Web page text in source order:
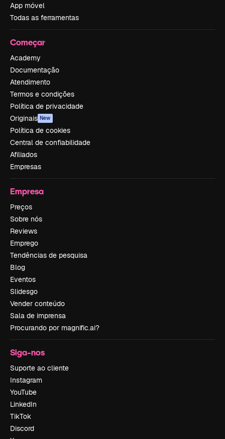
App móvel
Todas as ferramentas
Começar
Academy
Documentação
Atendimento
Termos e condições
Política de privacidade
Originais New
Política de cookies
Central de confiabilidade
Afiliados
Empresas
Empresa
Preços
Sobre nós
Reviews
Emprego
Tendências de pesquisa
Blog
Eventos
Slidesgo
Vender conteúdo
Sala de imprensa
Procurando por magnific.ai?
Siga-nos
Suporte ao cliente
Instagram
YouTube
LinkedIn
TikTok
Discord